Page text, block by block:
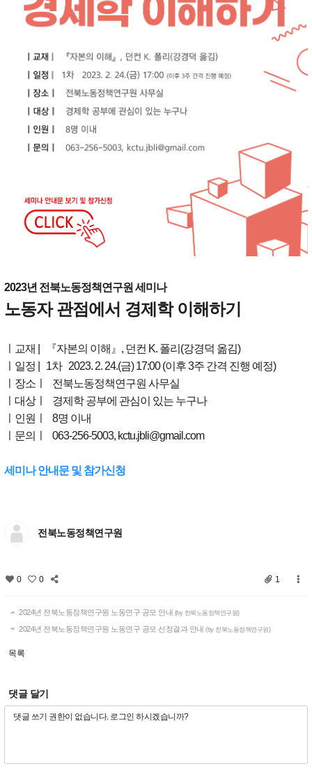
2023년 전북노동정책연구원 세미나
노동자 관점에서 경제학 이해하기
ㅣ교재 | 『자본의 이해』, 던컨 K. 폴리(강경덕 옮김)
ㅣ일정 | 1차 2023. 2. 24.(금) 17:00 (이후 3주 간격 진행 예정)
ㅣ장소ㅣ 전북노동정책연구원 사무실
ㅣ대상ㅣ 경제학 공부에 관심이 있는 누구나
ㅣ인원ㅣ 8명 이내
ㅣ문의ㅣ 063-256-5003, kctu.jbli@gmail.com
세미나 안내문 및 참가신청
전북노동정책연구원
0 0 1
2024년 전북노동정책연구원 노동연구 공모 안내 (by 전북노동정책연구원)
2024년 전북노동정책연구원 노동연구 공모 선정결과 안내 (by 전북노동정책연구원)
목록
댓글 달기